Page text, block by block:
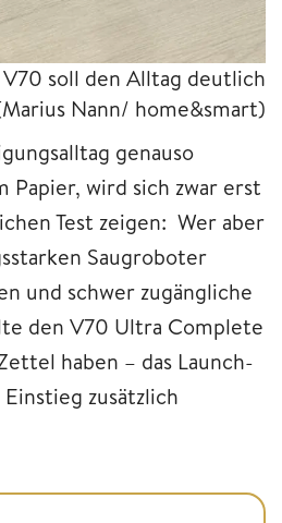
soll den Alltag deutlich
Nann/ home&smart)
genauso
Papier, wird sich zwar erst
Test zeigen: Wer aber
Saugroboter
und schwer zugängliche
den V70 Ultra Complete
haben – das Launch-
zusätzlich